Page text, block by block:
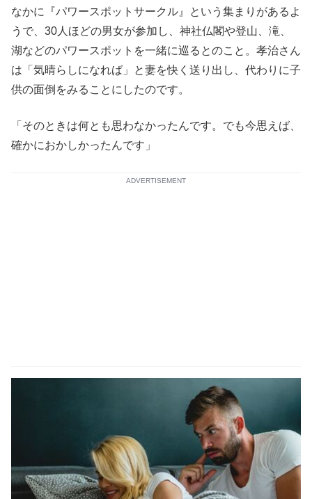
なかに『パワースポットサークル』という集まりがあるよ
うで、30人ほどの男女が参加し、神社仏閣や登山、滝、
湖などのパワースポットを一緒に巡るとのこと。孝治さん
は「気晴らしになれば」と妻を快く送り出し、代わりに子
供の面倒をみることにしたのです。
「そのときは何とも思わなかったんです。でも今思えば、
確かにおかしかったんです」
ADVERTISEMENT